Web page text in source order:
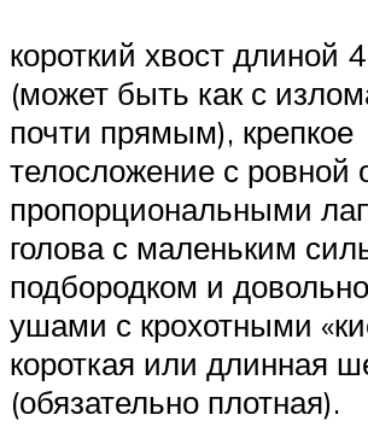
короткий хвост длиной
(может быть как с
почти прямым), крепкое
телосложение с ровной
пропорциональными
голова с маленьким
подбородком и
ушами с крохотными
короткая или длинная
(обязательно плотная).